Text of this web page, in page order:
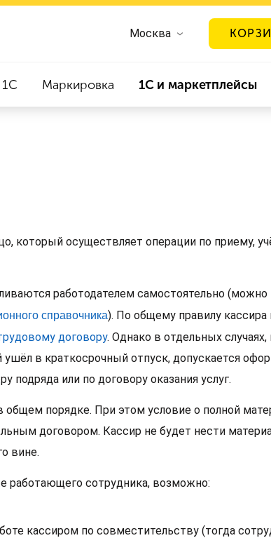
Москва
1С Маркировка 1С и маркетплейсы
который осуществляет операции по приему,
работодателем самостоятельно (можно
справочника). По общему правилу кассира
договору. Однако в отдельных случаях,
в краткосрочный отпуск, допускается
подряда или по договору оказания услуг.
общем порядке. При этом условие о полной
договором. Кассир не будет нести
вине.
работающего сотрудника, возможно:
кассиром по совместительству (тогда